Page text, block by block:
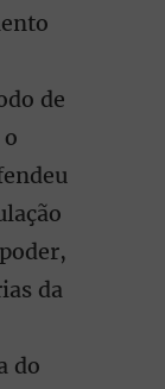
de
da
do